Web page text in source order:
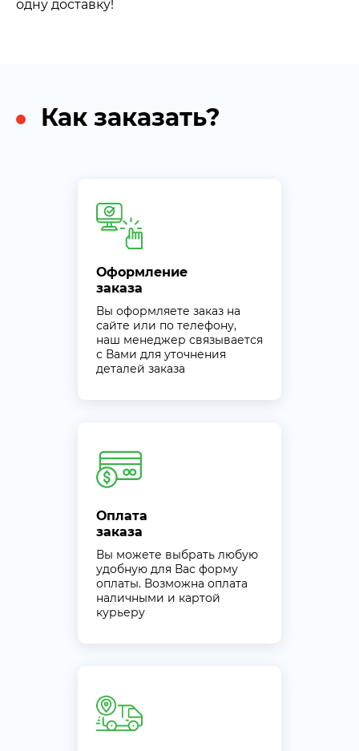
одну доставку!
Как заказать?
Оформление
заказа
Вы оформляете заказ на
сайте или по телефону,
наш менеджер связывается
с Вами для уточнения
деталей заказа
Оплата
заказа
Вы можете выбрать любую
удобную для Вас форму
оплаты. Возможна оплата
наличными и картой
курьеру